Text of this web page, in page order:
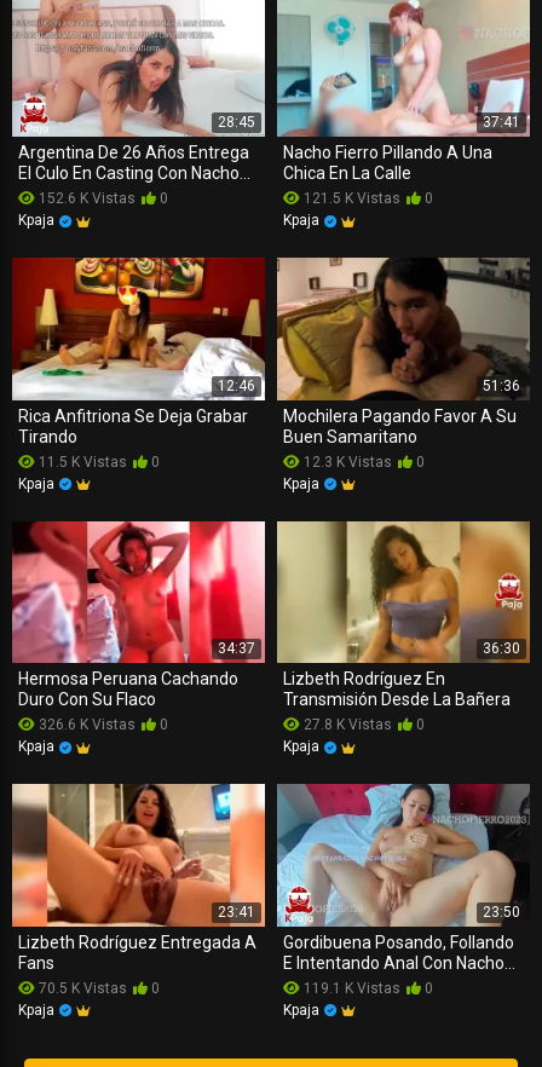
28:45
Argentina De 26 Años Entrega
El Culo En Casting Con Nacho
Fierro152.6 K Vistas
0
Kpaja
37:41
Nacho Fierro Pillando A Una
Chica En La Calle
121.5 K Vistas
0
Kpaja
12:46
Rica Anfitriona Se Deja Grabar
Tirando
11.5 K Vistas
0
Kpaja
51:36
Mochilera Pagando Favor A Su
Buen Samaritano
12.3 K Vistas
0
Kpaja
34:37
Hermosa Peruana Cachando
Duro Con Su Flaco
326.6 K Vistas
0
Kpaja
36:30
Lizbeth Rodríguez En
Transmisión Desde La Bañera
27.8 K Vistas
0
Kpaja
23:41
Lizbeth Rodríguez Entregada A
Fans
70.5 K Vistas
0
Kpaja
23:50
Gordibuena Posando, Follando
E Intentando Anal Con Nacho
Fierro119.1 K Vistas
0
Kpaja